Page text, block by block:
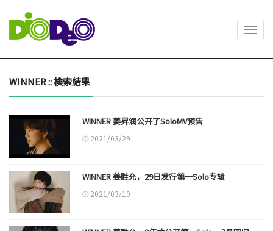
WINNER :: 検索結果
WINNER 姜昇润公开了SoloMV预告
2021/03/29
WINNER 姜胜允，29日发行第一Solo专辑
2021/03/19